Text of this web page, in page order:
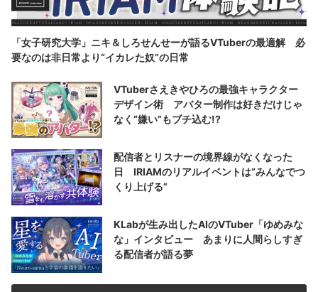
「女子研究大学」ニキ＆しろせんせーが語るVTuberの最適解 必
要なのは非日常より“イカレた奴”の日常
VTuberさえきやひろの最強キャラクター
デザイン術 アバター制作は好きだけじゃ
なく“嫌い”もブチ込む!?
配信者とリスナーの境界線がなくなった
日 IRIAMのリアルイベントは“みんなでつ
くり上げる”
KLabが生み出したAIのVTuber「ゆめみな
な」インタビュー あまりに人間らしすぎ
る配信者が語る夢